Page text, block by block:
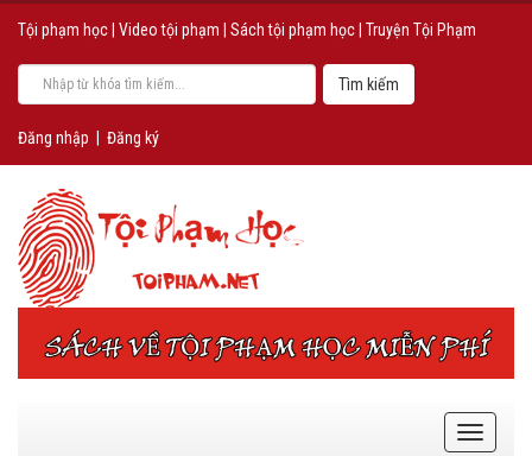
Tội phạm học Video tội phạm Sách tội phạm học Truyện Tội Phạm
Đăng nhập Đăng ký